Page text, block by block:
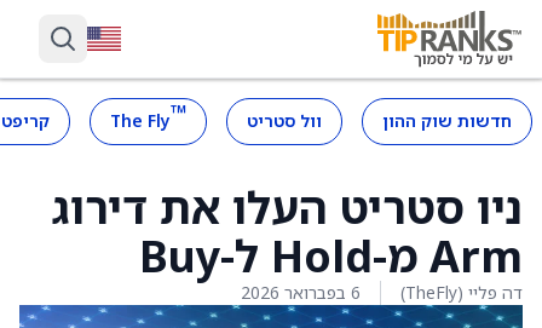
חדשות שוק ההון וול סטריט ™
The Fly
ניו סטריט העלו את דירוג
Arm מ-Hold ל-Buy
דה פליי (TheFly) 6 בפברואר 2026